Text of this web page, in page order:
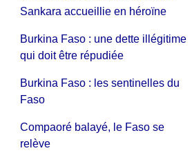
Sankara accueillie en héroïne
Burkina Faso : une dette illégitime
qui doit être répudiée
Burkina Faso : les sentinelles du
Faso
Compaoré balayé, le Faso se
relève